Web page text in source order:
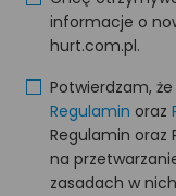
informacje o
hurt.com.pl.
Potwierdzam,
Regulamin oraz
Regulamin oraz
na
zasadach w